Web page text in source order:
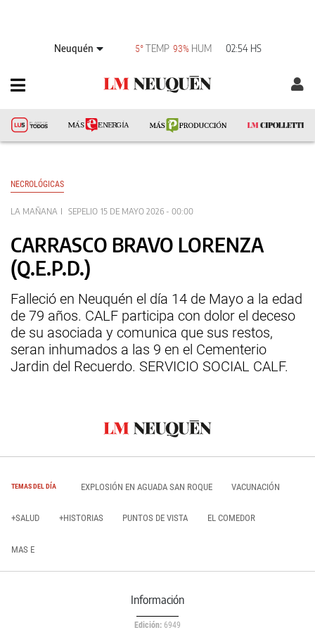
Neuquén 5° TEMP 93% HUM 02:54 HS
NECROLÓGICAS
LA MAÑANA SEPELIO 15 DE MAYO 2026 - 00:00
CARRASCO BRAVO LORENZA
(Q.E.P.D.)
Falleció en Neuquén el día 14 de Mayo a la edad
de 79 años. CALF participa con dolor el deceso
de su asociada y comunica que sus restos,
seran inhumados a las 9 en el Cementerio
Jardin del Recuerdo. SERVICIO SOCIAL CALF.
TEMAS DEL DÍA EXPLOSIÓN EN AGUADA SAN ROQUE VACUNACIÓN
+SALUD +HISTORIAS PUNTOS DE VISTA EL COMEDOR
MAS E
Información
Edición: 6949